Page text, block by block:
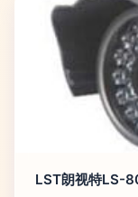
LST朗视特LS-